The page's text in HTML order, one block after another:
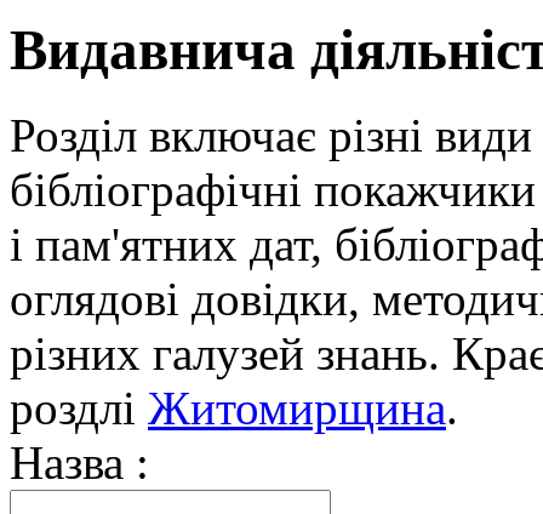
Видавнича
Розділ включає різні
бібліографічні
і пам'ятних дат,
оглядові довідки,
різних галузей знань.
роздлі Житомирщина.
Назва :